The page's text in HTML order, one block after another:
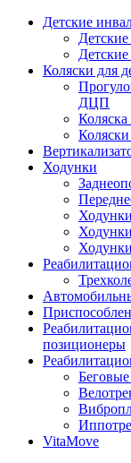
Детские
Коляски для
ДЦП
Ходунки
позиционеры
VitaMove